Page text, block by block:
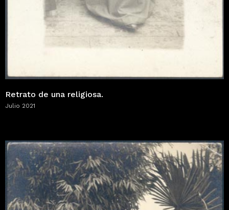
Retrato de una religiosa.
Julio 2021